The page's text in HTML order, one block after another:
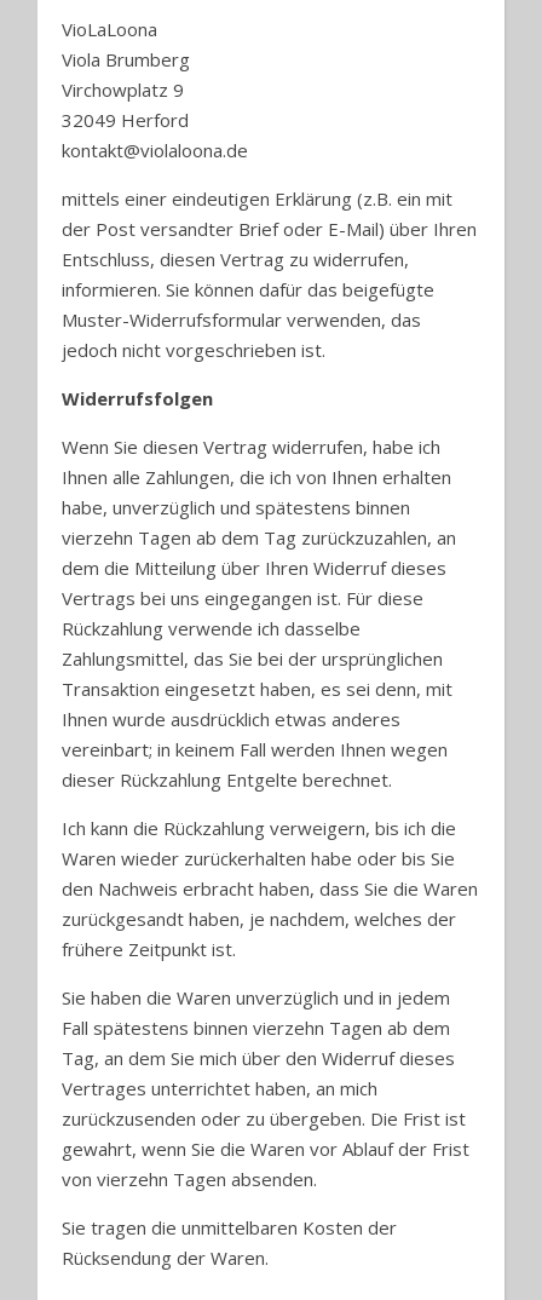
VioLaLoona
Viola Brumberg
Virchowplatz 9
32049 Herford
kontakt@violaloona.de
mittels einer eindeutigen Erklärung (z.B. ein mit
der Post versandter Brief oder E-Mail) über Ihren
Entschluss, diesen Vertrag zu widerrufen,
informieren. Sie können dafür das beigefügte
Muster-Widerrufsformular verwenden, das
jedoch nicht vorgeschrieben ist.
Widerrufsfolgen
Wenn Sie diesen Vertrag widerrufen, habe ich
Ihnen alle Zahlungen, die ich von Ihnen erhalten
habe, unverzüglich und spätestens binnen
vierzehn Tagen ab dem Tag zurückzuzahlen, an
dem die Mitteilung über Ihren Widerruf dieses
Vertrags bei uns eingegangen ist. Für diese
Rückzahlung verwende ich dasselbe
Zahlungsmittel, das Sie bei der ursprünglichen
Transaktion eingesetzt haben, es sei denn, mit
Ihnen wurde ausdrücklich etwas anderes
vereinbart; in keinem Fall werden Ihnen wegen
dieser Rückzahlung Entgelte berechnet.
Ich kann die Rückzahlung verweigern, bis ich die
Waren wieder zurückerhalten habe oder bis Sie
den Nachweis erbracht haben, dass Sie die Waren
zurückgesandt haben, je nachdem, welches der
frühere Zeitpunkt ist.
Sie haben die Waren unverzüglich und in jedem
Fall spätestens binnen vierzehn Tagen ab dem
Tag, an dem Sie mich über den Widerruf dieses
Vertrages unterrichtet haben, an mich
zurückzusenden oder zu übergeben. Die Frist ist
gewahrt, wenn Sie die Waren vor Ablauf der Frist
von vierzehn Tagen absenden.
Sie tragen die unmittelbaren Kosten der
Rücksendung der Waren.